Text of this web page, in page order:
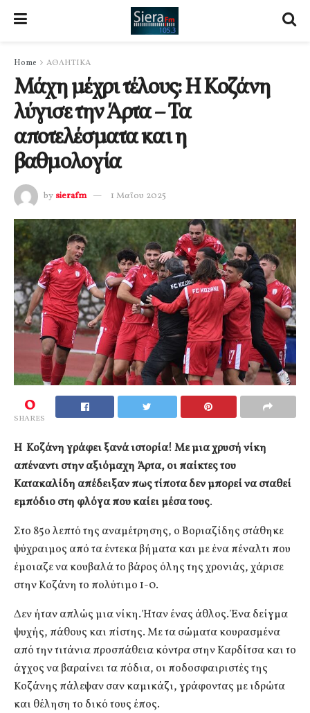
Home ΑΘΛΗΤΙΚΑ
Μάχη μέχρι τέλους: Η Κοζάνη
λύγισε την Άρτα – Τα
αποτελέσματα και η
βαθμολογία
by sierafm 1 Μαΐου 2025
0
SHARES
Η Κοζάνη γράφει ξανά ιστορία! Με μια χρυσή νίκη
απέναντι στην αξιόμαχη Άρτα, οι παίκτες του
Κατακαλίδη απέδειξαν πως τίποτα δεν μπορεί να σταθεί
εμπόδιο στη φλόγα που καίει μέσα τους.
Στο 85ο λεπτό της αναμέτρησης, ο Βοριαζίδης στάθηκε
ψύχραιμος από τα έντεκα βήματα και με ένα πέναλτι που
έμοιαζε να κουβαλά το βάρος όλης της χρονιάς, χάρισε
στην Κοζάνη το πολύτιμο 1-0.
Δεν ήταν απλώς μια νίκη. Ήταν ένας άθλος. Ένα δείγμα
ψυχής, πάθους και πίστης. Με τα σώματα κουρασμένα
από την τιτάνια προσπάθεια κόντρα στην Καρδίτσα και το
άγχος να βαραίνει τα πόδια, οι ποδοσφαιριστές της
Κοζάνης πάλεψαν σαν καμικάζι, γράφοντας με ιδρώτα
και θέληση το δικό τους έπος.